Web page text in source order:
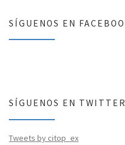
SÍGUENOS EN
SÍGUENOS EN
Tweets by citop_ex